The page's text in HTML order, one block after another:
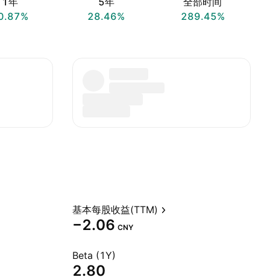
28.46%
289.45%
基本每股收益(TTM)
−2.06 CNY
Beta (1Y)
2.80